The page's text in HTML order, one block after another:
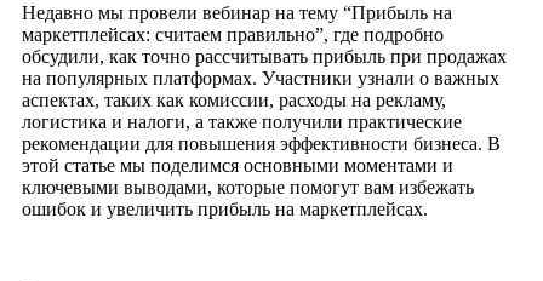
Недавно мы провели вебинар на тему “Прибыль на
маркетплейсах: считаем правильно”, где подробно
обсудили, как точно рассчитывать прибыль при продажах
на популярных платформах. Участники узнали о важных
аспектах, таких как комиссии, расходы на рекламу,
логистика и налоги, а также получили практические
рекомендации для повышения эффективности бизнеса. В
этой статье мы поделимся основными моментами и
ключевыми выводами, которые помогут вам избежать
ошибок и увеличить прибыль на маркетплейсах.